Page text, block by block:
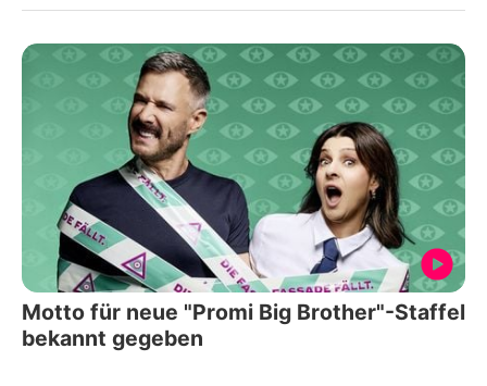
Motto für neue "Promi Big Brother"-Staffel
bekannt gegeben